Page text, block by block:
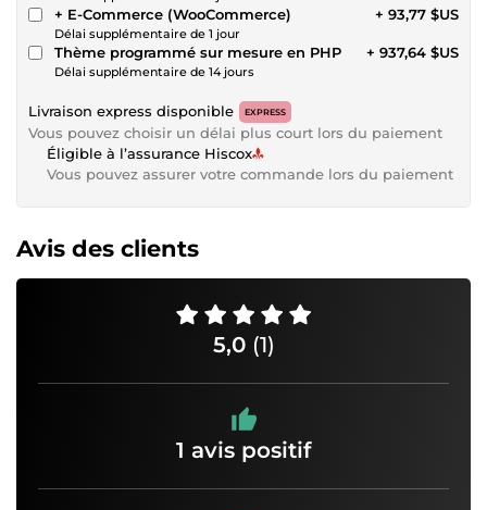
+ E-Commerce (WooCommerce)
Délai supplémentaire de 1 jour
+ 93,77 $US
Thème programmé sur mesure en PHP
Délai supplémentaire de 14 jours
+ 937,64 $US
Livraison express disponible EXPRESS
Vous pouvez choisir un délai plus court lors du paiement
Éligible à l’assurance Hiscox
Vous pouvez assurer votre commande lors du paiement
Avis des clients
5,0 (1)
1 avis positif